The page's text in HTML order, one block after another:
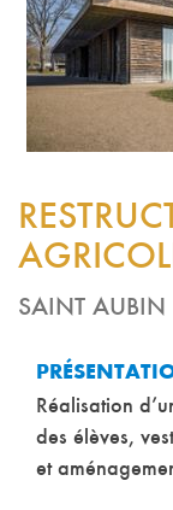
SAINT AUBIN
Réalisation
des élèves,
et